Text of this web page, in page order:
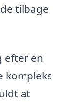
tilbage
efter en
kompleks
at